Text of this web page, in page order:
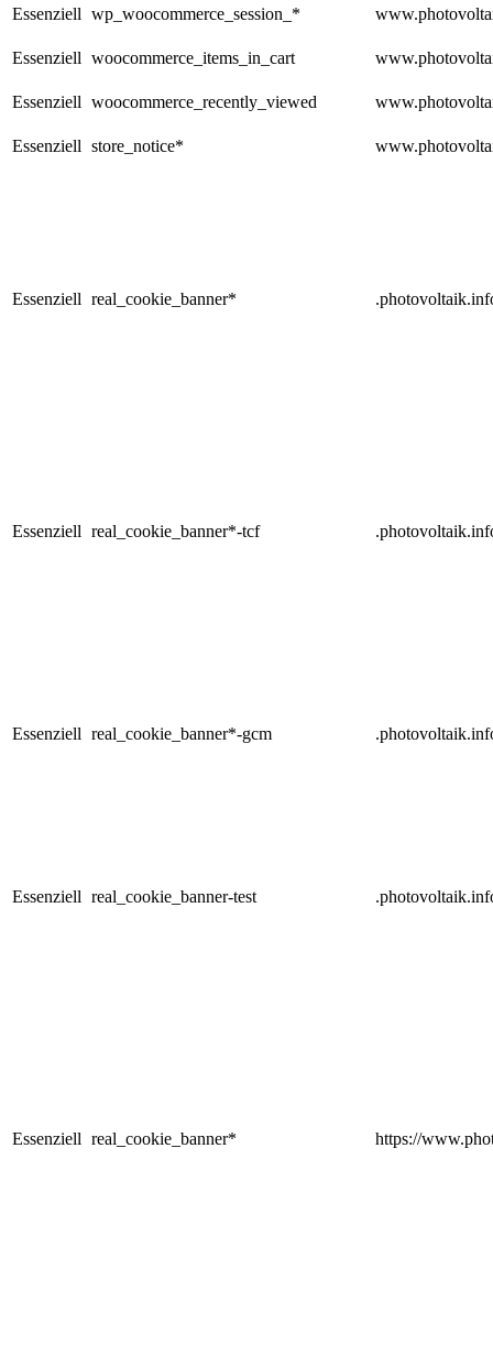
Essenziell wp_woocommerce_session_*
Essenziell woocommerce_items_in_cart
Essenziell woocommerce_recently_viewed
Essenziell store_notice*
Essenziell real_cookie_banner*
Essenziell real_cookie_banner*-tcf
Essenziell real_cookie_banner*-gcm
Essenziell real_cookie_banner-test
Essenziell real_cookie_banner* https://